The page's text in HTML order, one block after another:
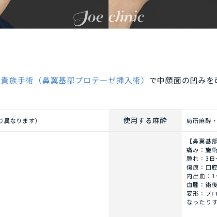
貴族手術（鼻翼基部プロテーゼ挿入術） で中顔面の凹み
なります） 使用する麻酔 局所麻酔
【鼻翼基
痛み：施
腫れ：3
傷痕：口
内出血：
血腫：術
変形：プ
なったり